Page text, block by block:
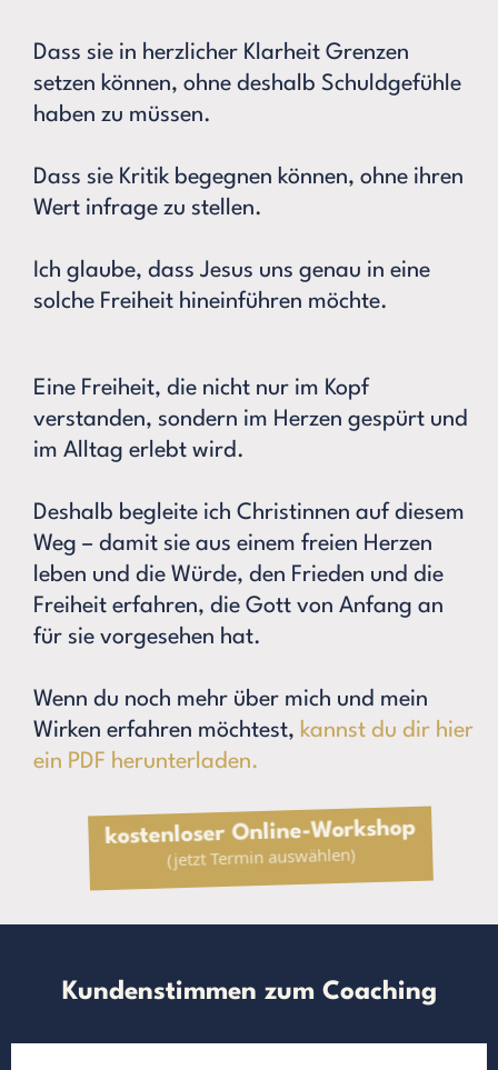
Dass sie in herzlicher Klarheit Grenzen
setzen können, ohne deshalb Schuldgefühle
haben zu müssen.
Dass sie Kritik begegnen können, ohne ihren
Wert infrage zu stellen.
Ich glaube, dass Jesus uns genau in eine
solche Freiheit hineinführen möchte.
Eine Freiheit, die nicht nur im Kopf
verstanden, sondern im Herzen gespürt und
im Alltag erlebt wird.
Deshalb begleite ich Christinnen auf diesem
Weg – damit sie aus einem freien Herzen
leben und die Würde, den Frieden und die
Freiheit erfahren, die Gott von Anfang an
für sie vorgesehen hat.
Wenn du noch mehr über mich und mein
Wirken erfahren möchtest, kannst du dir hier
ein PDF herunterladen.
kostenloser Online-Workshop
(jetzt Termin auswählen)
Kundenstimmen zum Coaching